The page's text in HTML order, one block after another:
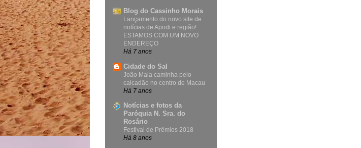
Blog do Cassinho Morais
Lançamento do novo site de
notícias de Apodi e região!
ESTAMOS COM UM NOVO
ENDEREÇO
Há 7 anos
Cidade do Sal
João Maia caminha pelo
calcadão no centro de Macau
Há 7 anos
Notícias e fotos da
Paróquia N. Sra. do
Rosário
Festival de Prêmios 2018
Há 8 anos